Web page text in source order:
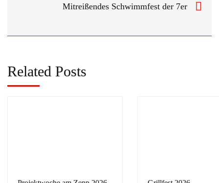
Mitreißendes Schwimmfest der 7er
Related Posts